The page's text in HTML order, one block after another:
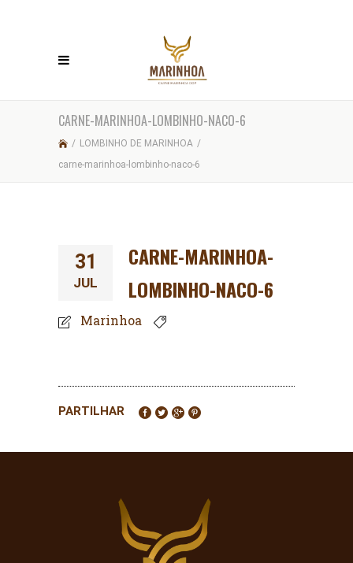
CARNE-MARINHOA-LOMBINHO-NACO-6
/ LOMBINHO DE MARINHOA /
carne-marinhoa-lombinho-naco-6
31
JUL
CARNE-MARINHOA-
LOMBINHO-NACO-6
Marinhoa
PARTILHAR